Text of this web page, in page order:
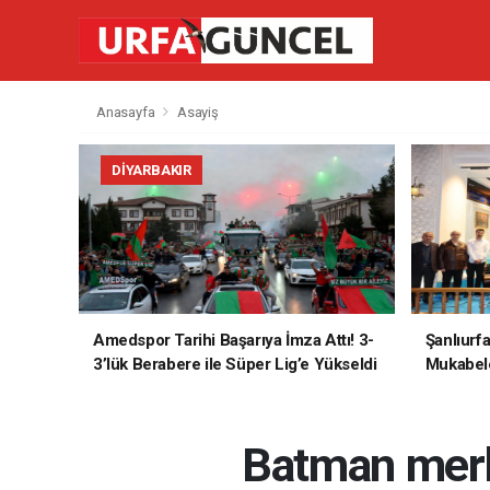
Anasayfa Asayiş
DIYARBAKIR
Amedspor Tarihi Başarıya İmza Attı! 3-
3’lük Berabere ile Süper Lig’e Yükseldi
Batman